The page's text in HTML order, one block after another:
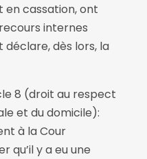
en cassation, ont
internes
déclare, dès lors, la
8 (droit au respect
et du domicile):
à la Cour
qu’il y a eu une